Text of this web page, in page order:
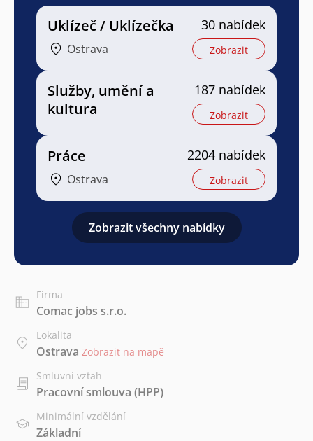
Uklízeč / Uklízečka
Ostrava
30 nabídek
Zobrazit
Služby, umění a
kultura
187 nabídek
Zobrazit
Práce
Ostrava
2204 nabídek
Zobrazit
Zobrazit všechny nabídky
Firma
Comac jobs s.r.o.
Lokalita
Ostrava Zobrazit na mapě
Smluvní vztah
Pracovní smlouva (HPP)
Minimální vzdělání
Základní